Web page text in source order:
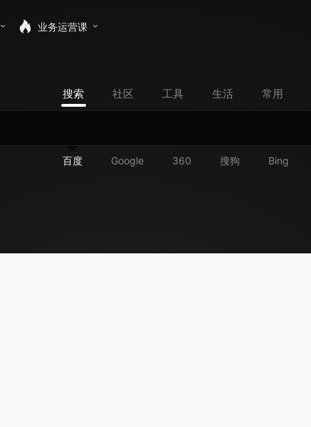
业务运营课
搜索 社区 工具 生活 常用
百度 Google 360 搜狗 Bing